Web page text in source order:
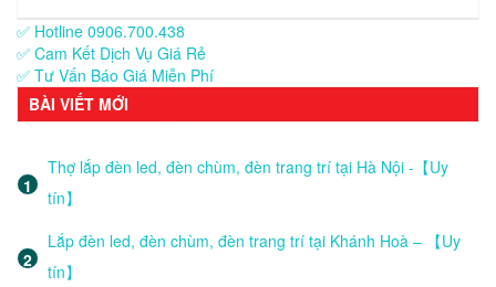
✅ Hotline 0906.700.438
✅ Cam Kết Dịch Vụ Giá Rẻ
✅ Tư Vấn Báo Giá Miễn Phí
BÀI VIẾT MỚI
Thợ lắp đèn led, đèn chùm, đèn trang trí tại Hà Nội -【Uy
tín】
Lắp đèn led, đèn chùm, đèn trang trí tại Khánh Hoà – 【Uy
tín】